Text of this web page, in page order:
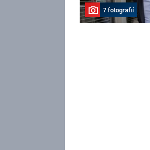
7 fotografií